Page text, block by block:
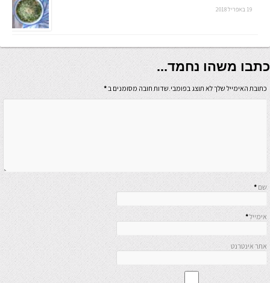
19 באפריל 2018
כתבו משהו נחמד...
כתובת האימייל שלך לא תוצג בפומבי.שדות חובה מסומנים ב*
שם *
אימייל*
אתר אינטרנט